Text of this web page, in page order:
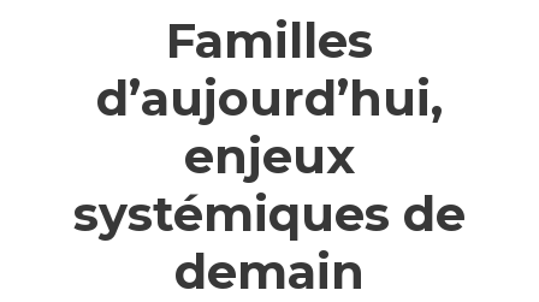
Familles
d’aujourd’hui,
enjeux
systémiques de
demain